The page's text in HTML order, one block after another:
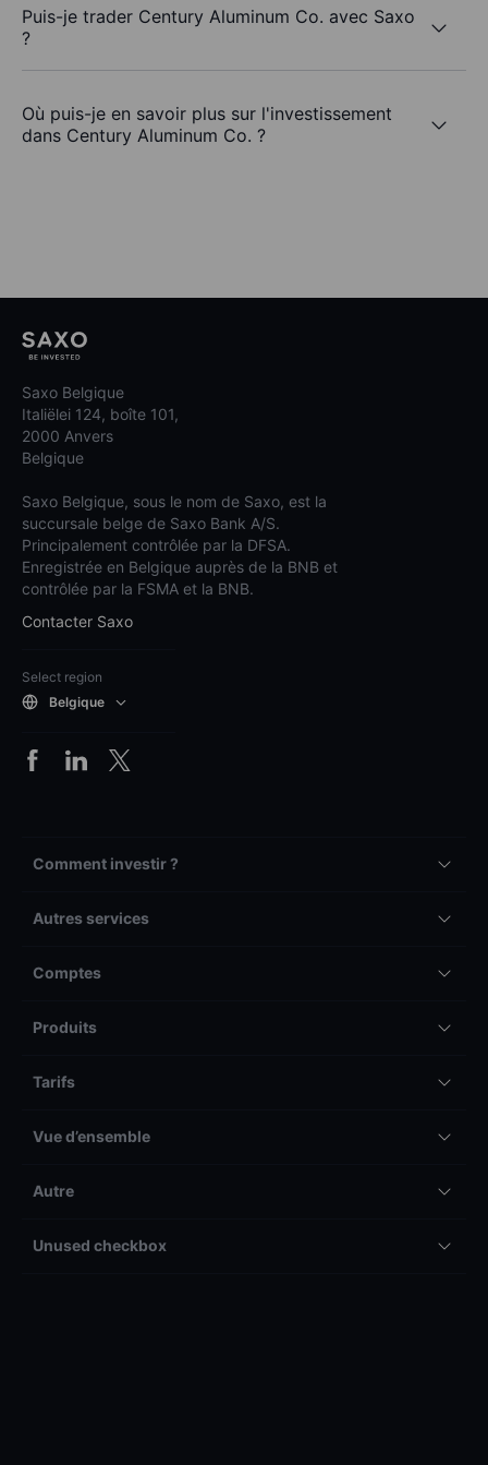
Puis-je trader Century Aluminum Co. avec Saxo
?
Où puis-je en savoir plus sur l'investissement
dans Century Aluminum Co. ?
Saxo Belgique
Italiëlei 124, boîte 101,
2000 Anvers
Belgique
Saxo Belgique, sous le nom de Saxo, est la
succursale belge de Saxo Bank A/S.
Principalement contrôlée par la DFSA.
Enregistrée en Belgique auprès de la BNB et
contrôlée par la FSMA et la BNB.
Contacter Saxo
Select region
Belgique
Comment investir ?
Autres services
Comptes
Produits
Tarifs
Vue d’ensemble
Autre
Unused checkbox